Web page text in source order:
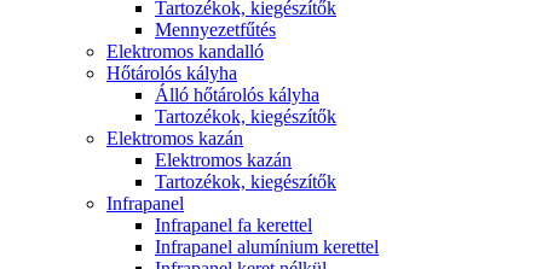
Tartozékok, kiegészítők
Mennyezetfűtés
Elektromos kandalló
Hőtárolós kályha
Álló hőtárolós kályha
Tartozékok, kiegészítők
Elektromos kazán
Elektromos kazán
Tartozékok, kiegészítők
Infrapanel
Infrapanel fa kerettel
Infrapanel alumínium kerettel